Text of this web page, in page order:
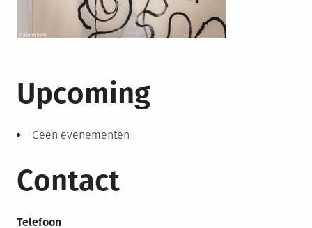
Upcoming
Geen evenementen
Contact
Telefoon